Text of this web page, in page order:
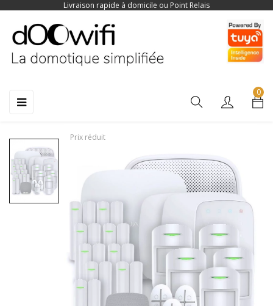
Livraison rapide à domicile ou Point Relais
Basculer
☰
0
Prix réduit